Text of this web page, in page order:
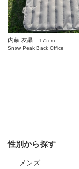
内藤 友晶
172cm
Snow Peak Back Office
性別から探す
メンズ